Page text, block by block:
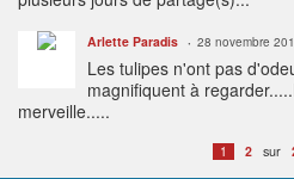
Arlette Paradis 28 novembre
Les tulipes n'ont pas
magnifiquent à
merveille.....
1 2 sur